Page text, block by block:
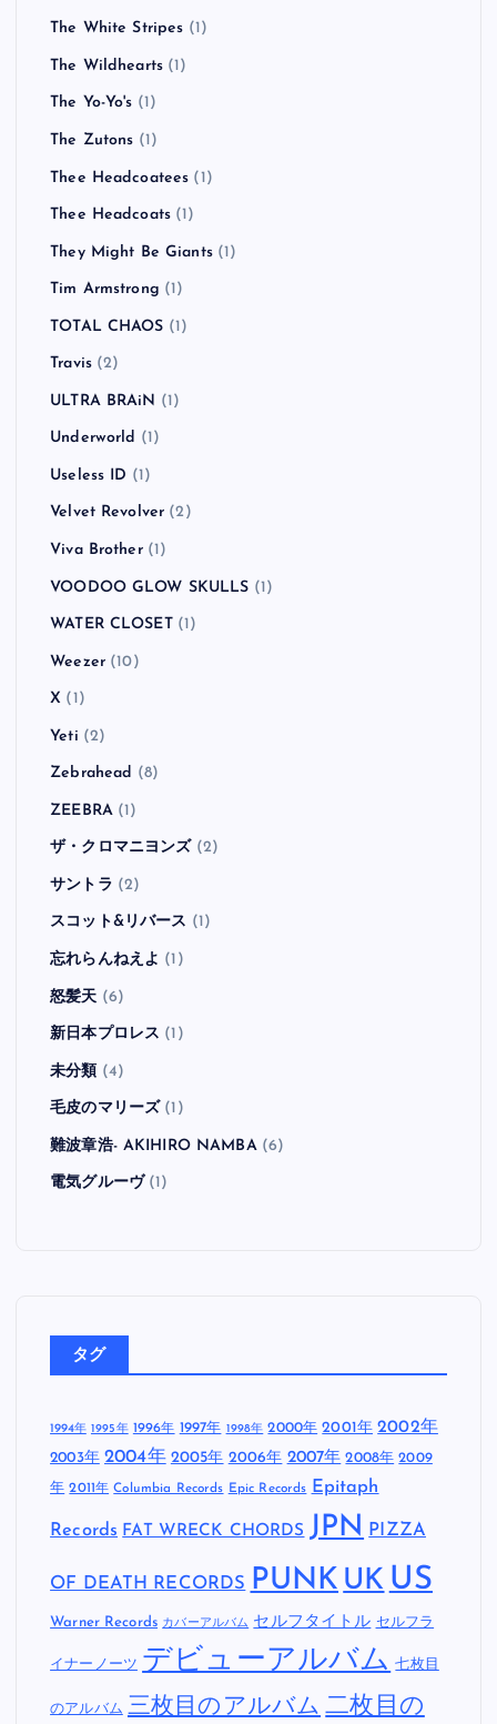
The White Stripes (1)
The Wildhearts (1)
The Yo-Yo's (1)
The Zutons (1)
Thee Headcoatees (1)
Thee Headcoats (1)
They Might Be Giants(1)
Tim Armstrong (1)
TOTAL CHAOS (1)
Travis(2)
ULTRA BRAiN (1)
Underworld (1)
Useless ID (1)
Velvet Revolver (2)
Viva Brother(1)
VOODOO GLOW SKULLS (1)
WATER CLOSET(1)
Weezer(10)
X (1)
Yeti (2)
Zebrahead (8)
ZEEBRA(1)
ザ・クロマニヨンズ (2)
サントラ (2)
スコット&リバース (1)
忘れらんねえよ (1)
怒髪天 (6)
新日本プロレス (1)
未分類 (4)
毛皮のマリーズ (1)
難波章浩- AKIHIRO NAMBA(6)
電気グルーヴ(1)
タグ
1994年 1995年 1996年 1997年 1998年 2000年 2001年 2002年
2003年 2004年 2005年 2006年 2007年 2008年 2009
年 2011年 Columbia Records Epic Records Epitaph
Records FAT WRECK CHORDS JPN PIZZA
OF DEATH RECORDS PUNK UK US
Warner Records カバーアルバム セルフタイトル セルフラ
イナーノーツ デビューアルバム 七枚目
のアルバム 三枚目のアルバム 二枚目の